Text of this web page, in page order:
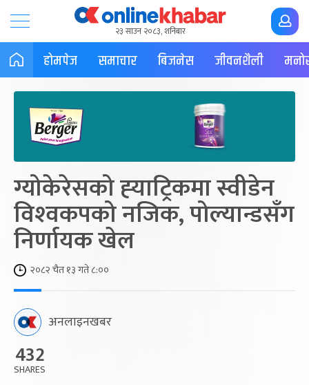
२३ साउन २०८३, शनिबार
होमपेज समाचार बिजनेस जीवनशैली
ग्योकेरेसको ह्‍याट्रिकमा स्वीडेन
विश्‍वकपको नजिक, पोल्यान्डसँग
निर्णायक खेल
२०८२ चैत १३ गते ८:००
अनलाइनखबर
432
SHARES